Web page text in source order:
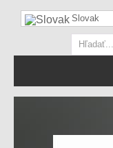
Slovak